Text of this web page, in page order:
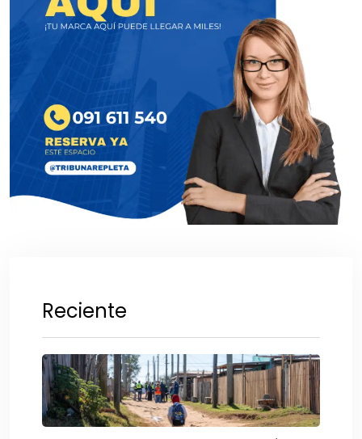
Reciente